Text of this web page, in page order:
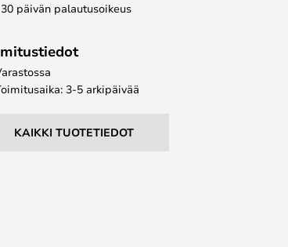
30 päivän palautusoikeus
3-5 arkipäivää
KAIKKI TUOTETIEDOT